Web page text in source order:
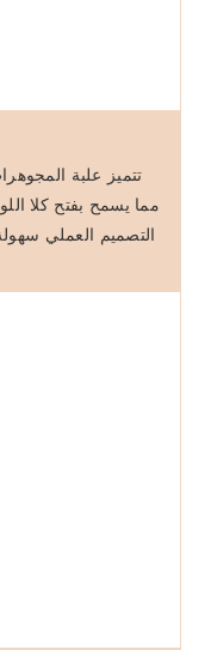
تتميز علبة
مما يسمح بفتح كلا
التصميم العملي